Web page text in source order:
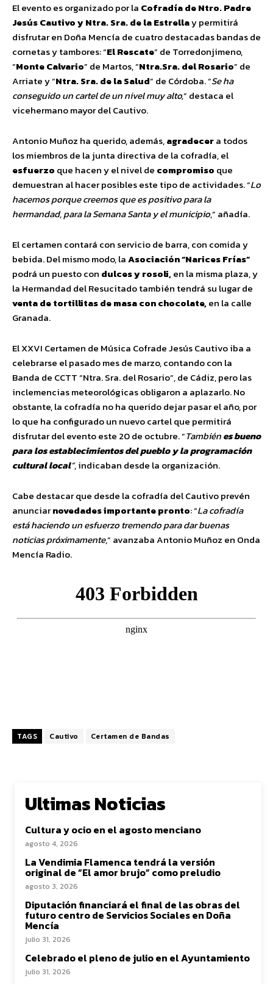
El evento es organizado por la Cofradía de Ntro. Padre
Jesús Cautivo y Ntra. Sra. de la Estrellay permitirá
disfrutar en Doña Mencía de cuatro destacadas bandas de
cornetas y tambores: “El Rescate” de Torredonjimeno,
“Monte Calvario” de Martos, “Ntra.Sra. del Rosario” de
Arriate y “Ntra. Sra. de la Salud” de Córdoba. “Se ha
conseguido un cartel de un nivel muy alto,” destaca el
vicehermano mayor del Cautivo.
Antonio Muñoz ha querido, además,agradecera todos
los miembros de la junta directiva de la cofradía, el
esfuerzo que hacen y el nivel de compromiso que
demuestran al hacer posibles este tipo de actividades. “Lo
hacemos porque creemos que es positivo para la
hermandad, para la Semana Santa y el municipio,” añadía.
El certamen contará con servicio de barra, con comida y
bebida. Del mismo modo, laAsociación “Narices Frías”
podrá un puesto con dulces y rosoli,en la misma plaza, y
la Hermandad del Resucitado también tendrá su lugar de
venta de tortillitas de masa con chocolate,en la calle
Granada.
El XXVI Certamen de Música Cofrade Jesús Cautivo iba a
celebrarse el pasado mes de marzo, contando con la
Banda de CCTT “Ntra. Sra. del Rosario”, de Cádiz, pero las
inclemencias meteorológicas obligaron a aplazarlo. No
obstante, la cofradía no ha querido dejar pasar el año, por
lo que ha configurado un nuevo cartel que permitirá
disfrutar del evento este 20 de octubre. “Tambiénes bueno
para los establecimientos del pueblo y la programación
cultural local“, indicaban desde la organización.
Cabe destacar que desde la cofradía del Cautivo prevén
anunciarnovedades importante pronto: “La cofradía
está haciendo un esfuerzo tremendo para dar buenas
noticias próximamente,” avanzaba Antonio Muñoz en Onda
Mencía Radio.
TAGS Cautivo Certamen de Bandas
Ultimas Noticias
Cultura y ocio en el agosto menciano
agosto 4, 2026
La Vendimia Flamenca tendrá la versión
original de “El amor brujo” como preludio
agosto 3, 2026
Diputación financiará el final de las obras del
futuro centro de Servicios Sociales en Doña
Mencía
julio 31, 2026
Celebrado el pleno de julio en el Ayuntamiento
julio 31, 2026